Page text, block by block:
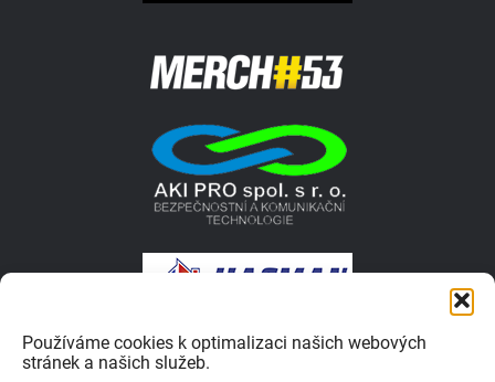
Používáme cookies k optimalizaci našich webových
stránek a našich služeb.